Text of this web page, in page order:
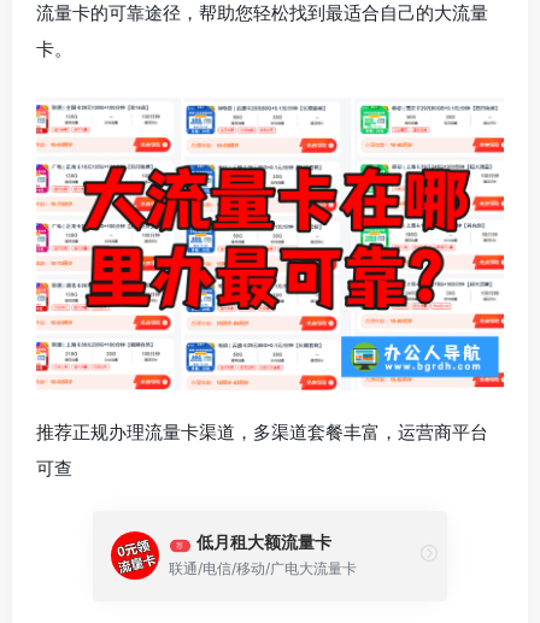
流量卡的可靠途径，帮助您轻松找到最适合自己的大流量
卡。
推荐正规办理流量卡渠道，多渠道套餐丰富，运营商平台
可查
荐 低月租大额流量卡
联通/电信/移动/广电大流量卡